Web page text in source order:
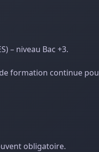
– niveau Bac +3.
formation continue
obligatoire.